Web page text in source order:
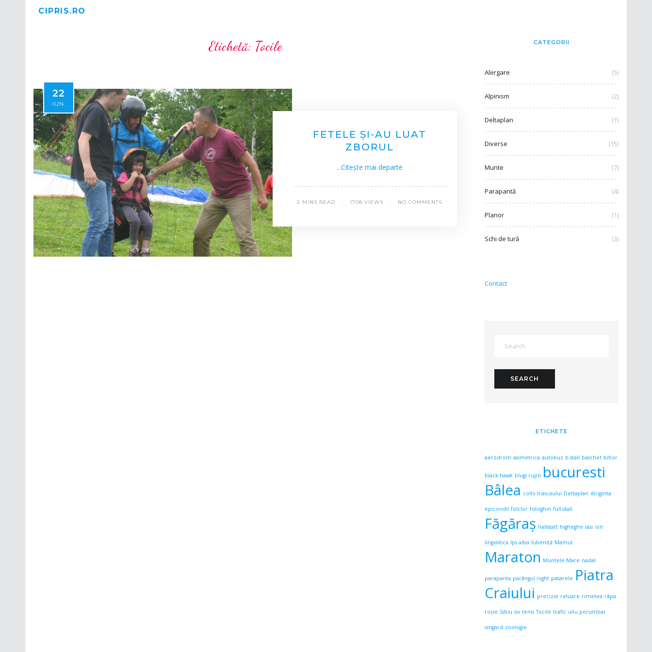
CIPRIS.RO
Etichetă: Tocile
22
IUN.
FETELE ŞI-AU LUAT
ZBORUL
...Citește mai departe
2 MINS READ 1708 VIEWS NO COMMENTS
CATEGORII
Alergare (5)
Alpinism (2)
Deltaplan (1)
Diverse (15)
Munte (7)
Parapantă (4)
Planor (1)
Schi de tură (3)
Contact
ETICHETE
aerodrom asimetrica autobuz b-stall baschet bihor
black hawk blugi rupti bucuresti
Bâlea coltii trascaului Deltaplan diriginta
epicondil folclor fotoghin full-stall
Făgăraş hallstatt higheghe iasi ion
lingvistica lps alba lubeniță Mamut
Maraton Muntele Mare nadal
parapanta parângul night pasarele Piatra
Craiului precizie reluare rimetea râpa
roșie Sibiu siv tenis Tocile trafic uliu porumbar
vingard zoologie